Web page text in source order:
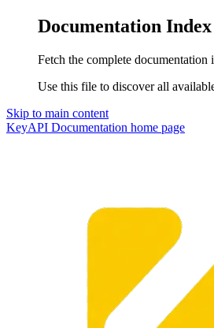
Documentation Index
Fetch the complete documentation
Use this file to discover all
Skip to main content
KeyAPI Documentation home page